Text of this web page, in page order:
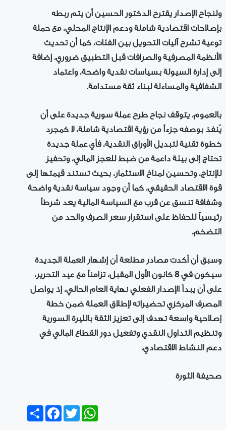
ولنجاح الإصدار يقترح الدكتور الحسين أن يتم ربطه
بإصلاحات اقتصادية شاملة ودعم الإنتاج المحلي، مع حملة
توعية تشرح آليات التحويل بين الفئات، كما أن تحديث
الأنظمة المصرفية والصرافات قبل التطبيق ضروري، إضافة
إلى إدارة السيولة بسياسات نقدية واضحة، واعتماد
الشفافية والمساءلة لبناء ثقة مستدامة.
بالعموم، يتوقف نجاح طرح عملة سورية جديدة على أن
يُنفذ بوصفه جزءاً من رؤية اقتصادية شاملة، لا كمجرد
خطوة تقنية لتبديل الأوراق النقدية، فأي عملة جديدة
تحتاج إلى بيئة داعمة من ضبط للعجز المالي، وتحفيز
للإنتاج، وتحسين لمناخ الاستثمار، بحيث تستند قيمتها إلى
قوة الاقتصاد الحقيقي، كما أن وجود سياسة نقدية واضحة
وشفافة تنسق عن قرب مع السياسة المالية يعد شرطاً
رئيسياً للحفاظ على استقرار سعر الصرف والحد من
التضخم.
وسبق أن أكدت مصادر مطلعة أن إشهار العملة الجديدة
سيكون في 8 كانون الأول المقبل، تزامناً مع عيد التحرير،
على أن يبدأ الإصدار الفعلي نهاية العام الحالي، إذ يواصل
المصرف المركزي تحضيراته لإطلاق العملة ضمن خطة
إصلاحية واسعة تهدف إلى تعزيز الثقة بالليرة السورية
وتنظيم التداول النقدي وتفعيل دور القطاع المالي في
دعم النشاط الاقتصادي.
صحيفة الثورة
Share
FacebookTwitter
WhatsApp